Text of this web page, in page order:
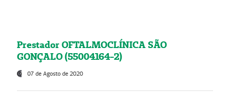
Prestador OFTALMOCLÍNICA SÃO
GONÇALO (55004164-2)
07 de Agosto de 2020